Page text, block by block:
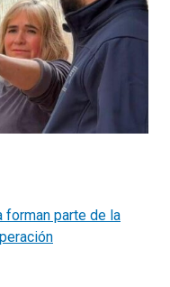
forman parte de la